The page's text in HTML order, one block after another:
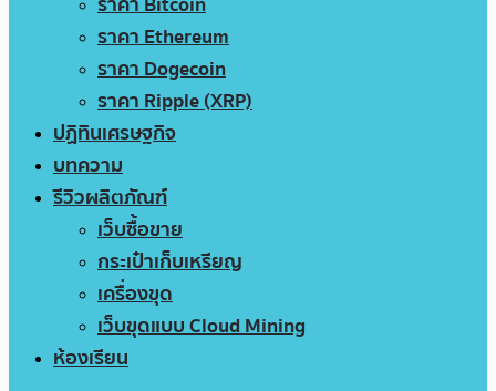
ราคา Ethereum
ราคา Dogecoin
ราคา Ripple (XRP)
ปฏิทินเศรษฐกิจ
บทความ
รีวิวผลิตภัณฑ์
เว็บซื้อขาย
กระเป๋าเก็บเหรียญ
เครื่องขุด
เว็บขุดแบบ Cloud Mining
ห้องเรียน